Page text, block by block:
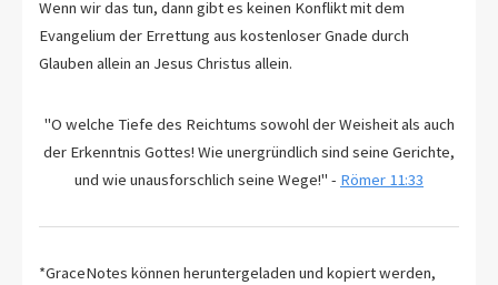
Wenn wir das tun, dann gibt es keinen Konflikt mit dem
Evangelium der Errettung aus kostenloser Gnade durch
Glauben allein an Jesus Christus allein.
"O welche Tiefe des Reichtums sowohl der Weisheit als auch
der Erkenntnis Gottes! Wie unergründlich sind seine Gerichte,
und wie unausforschlich seine Wege!" - Römer 11:33
*GraceNotes können heruntergeladen und kopiert werden,